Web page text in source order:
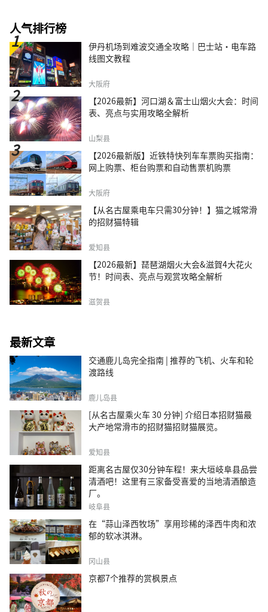
人气排行榜
伊丹机场到难波交通全攻略｜巴士站・电车路
线图文教程
大阪府
【2026最新】河口湖＆富士山烟火大会：时间
表、亮点与实用攻略全解析
山梨县
【2026最新版】近铁特快列车车票购买指南：
网上购票、柜台购票和自动售票机购票
大阪府
【从名古屋乘电车只需30分钟！】猫之城常滑
的招财猫特辑
爱知县
【2026最新】琵琶湖烟火大会&滋賀4大花火
节！时间表、亮点与观赏攻略全解析
滋贺县
最新文章
交通鹿儿岛完全指南 | 推荐的飞机、火车和轮
渡路线
鹿儿岛县
[从名古屋乘火车 30 分钟] 介绍日本招财猫最
大产地常滑市的招财猫招财猫展览。
爱知县
距离名古屋仅30分钟车程！来大垣岐阜县品尝
清酒吧！这里有三家备受喜爱的当地清酒酿造
厂。
岐阜县
在“蒜山泽西牧场”享用珍稀的泽西牛肉和浓
郁的软冰淇淋。
冈山县
京都7个推荐的赏枫景点